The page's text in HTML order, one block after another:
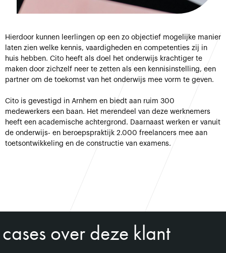
Hierdoor kunnen leerlingen op een zo objectief mogelijke manier
laten zien welke kennis, vaardigheden en competenties zij in
huis hebben. Cito heeft als doel het onderwijs krachtiger te
maken door zichzelf neer te zetten als een kennisinstelling, een
partner om de toekomst van het onderwijs mee vorm te geven.
Cito is gevestigd in Arnhem en biedt aan ruim 300
medewerkers een baan. Het merendeel van deze werknemers
heeft een academische achtergrond. Daarnaast werken er vanuit
de onderwijs- en beroepspraktijk 2.000 freelancers mee aan
toetsontwikkeling en de constructie van examens.
cases over deze klant